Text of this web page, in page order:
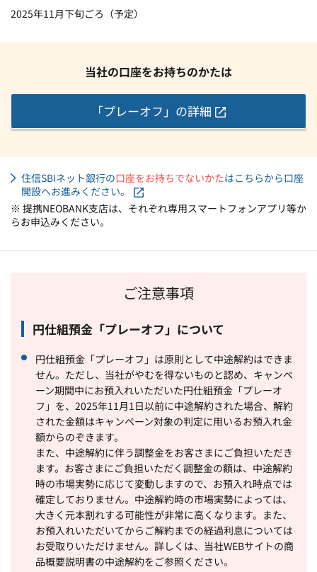
2025年11月下旬ごろ（予定）
当社の口座をお持ちのかたは
「プレーオフ」の詳細
住信SBIネット銀行の口座をお持ちでないかたはこちらから口座
開設へお進みください。
※ 提携NEOBANK支店は、それぞれ専用スマートフォンアプリ等か
らお申込みください。
ご注意事項
円仕組預金「プレーオフ」について
円仕組預金「プレーオフ」は原則として中途解約はできま
せん。ただし、当社がやむを得ないものと認め、キャンペ
ーン期間中にお預入れいただいた円仕組預金「プレーオ
フ」を、2025年11月1日以前に中途解約された場合、解約
された金額はキャンペーン対象の判定に用いるお預入れ金
額からのぞきます。
また、中途解約に伴う調整金をお客さまにご負担いただき
ます。お客さまにご負担いただく調整金の額は、中途解約
時の市場実勢に応じて変動しますので、お預入れ時点では
確定しておりません。中途解約時の市場実勢によっては、
大きく元本割れする可能性が非常に高くなります。また、
お預入れいただいてからご解約までの経過利息については
お受取りいただけません。詳しくは、当社WEBサイトの商
品概要説明書の中途解約をご参照ください。